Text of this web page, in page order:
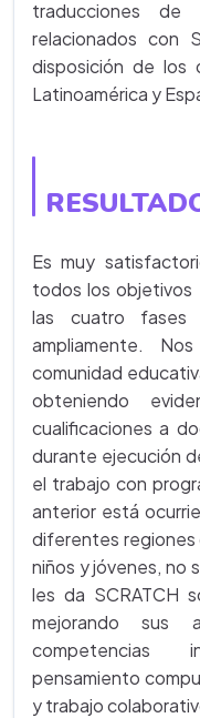
traducciones
relacionados con
disposición de los
Latinoamérica y
Es muy
todos los
las cuatro fases
ampliamente.
comunidad
obteniendo
cualificaciones a
durante ejecución
el trabajo con
anterior está
diferentes regiones
niños y jóvenes, no
les da SCRATCH
mejorando sus
competencias
pensamiento
y trabajo